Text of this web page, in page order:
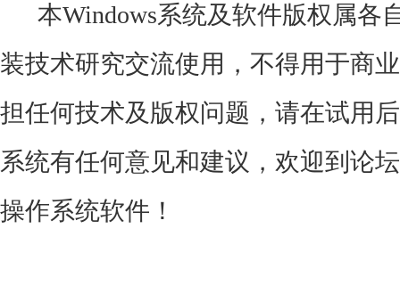
本Windows系统及软件版权属各
装技术研究交流使用，不得用于商
担任何技术及版权问题，请在试用
系统有任何意见和建议，欢迎到论
操作系统软件！